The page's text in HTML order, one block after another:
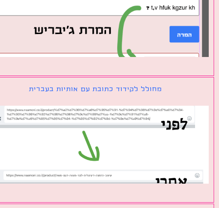
מחולל לקידוד כתובת עם אותיות בעברית